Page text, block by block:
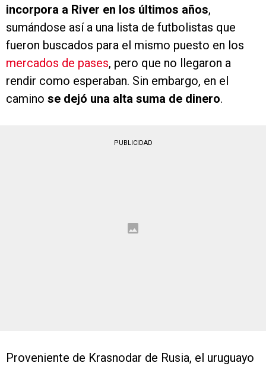
incorpora a River en los últimos años,
sumándose así a una lista de futbolistas que
fueron buscados para el mismo puesto en los
mercados de pases, pero que no llegaron a
rendir como esperaban. Sin embargo, en el
camino se dejó una alta suma de dinero.
PUBLICIDAD
Proveniente de Krasnodar de Rusia, el uruguayo